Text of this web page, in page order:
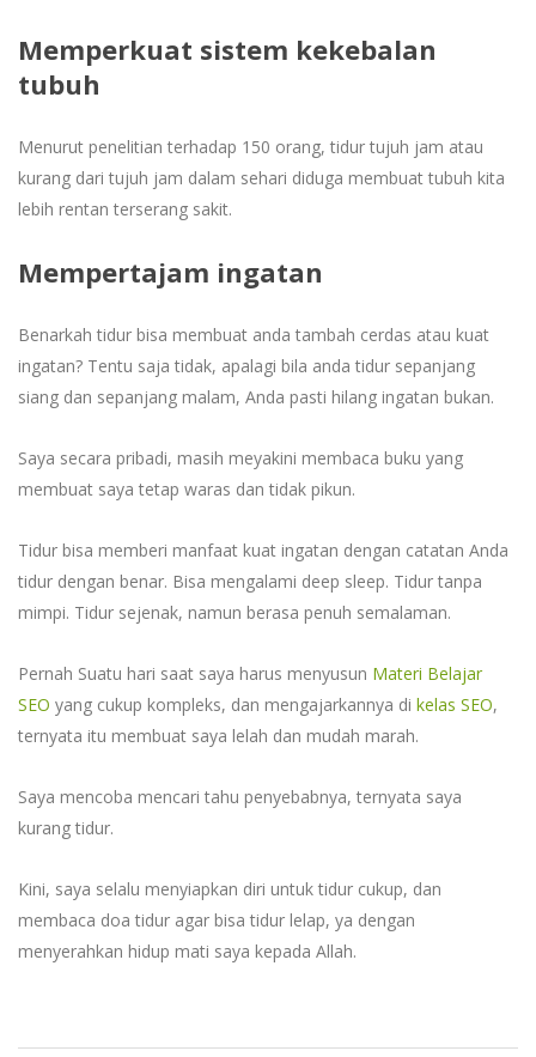
Memperkuat sistem kekebalan
tubuh
Menurut penelitian terhadap 150 orang, tidur tujuh jam atau
kurang dari tujuh jam dalam sehari diduga membuat tubuh kita
lebih rentan terserang sakit.
Mempertajam ingatan
Benarkah tidur bisa membuat anda tambah cerdas atau kuat
ingatan? Tentu saja tidak, apalagi bila anda tidur sepanjang
siang dan sepanjang malam, Anda pasti hilang ingatan bukan.
Saya secara pribadi, masih meyakini membaca buku yang
membuat saya tetap waras dan tidak pikun.
Tidur bisa memberi manfaat kuat ingatan dengan catatan Anda
tidur dengan benar. Bisa mengalami deep sleep. Tidur tanpa
mimpi. Tidur sejenak, namun berasa penuh semalaman.
Pernah Suatu hari saat saya harus menyusun Materi Belajar
SEO yang cukup kompleks, dan mengajarkannya di kelas SEO,
ternyata itu membuat saya lelah dan mudah marah.
Saya mencoba mencari tahu penyebabnya, ternyata saya
kurang tidur.
Kini, saya selalu menyiapkan diri untuk tidur cukup, dan
membaca doa tidur agar bisa tidur lelap, ya dengan
menyerahkan hidup mati saya kepada Allah.